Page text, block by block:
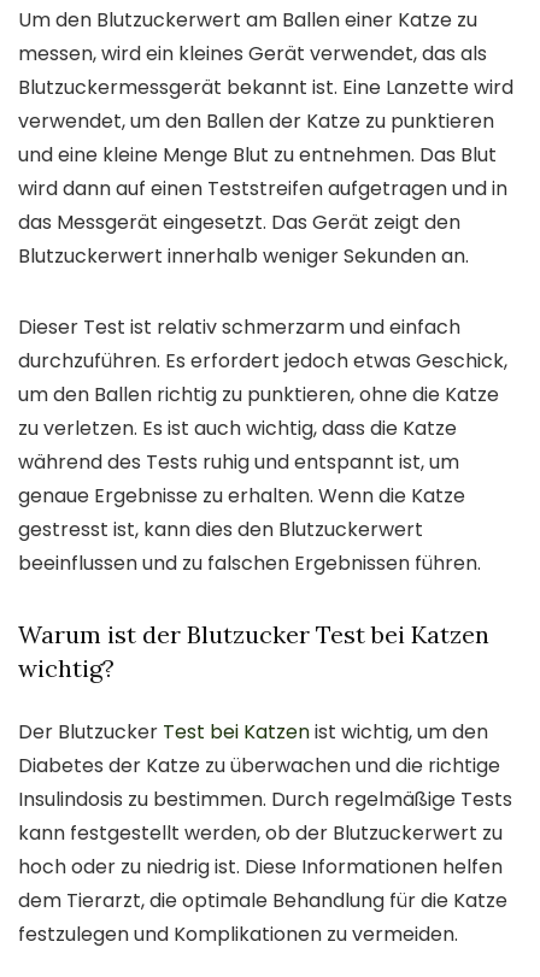
Um den Blutzuckerwert am Ballen einer Katze zu
messen, wird ein kleines Gerät verwendet, das als
Blutzuckermessgerät bekannt ist. Eine Lanzette wird
verwendet, um den Ballen der Katze zu punktieren
und eine kleine Menge Blut zu entnehmen. Das Blut
wird dann auf einen Teststreifen aufgetragen und in
das Messgerät eingesetzt. Das Gerät zeigt den
Blutzuckerwert innerhalb weniger Sekunden an.
Dieser Test ist relativ schmerzarm und einfach
durchzuführen. Es erfordert jedoch etwas Geschick,
um den Ballen richtig zu punktieren, ohne die Katze
zu verletzen. Es ist auch wichtig, dass die Katze
während des Tests ruhig und entspannt ist, um
genaue Ergebnisse zu erhalten. Wenn die Katze
gestresst ist, kann dies den Blutzuckerwert
beeinflussen und zu falschen Ergebnissen führen.
Warum ist der Blutzucker Test bei Katzen
wichtig?
Der Blutzucker Test bei Katzenist wichtig, um den
Diabetes der Katze zu überwachen und die richtige
Insulindosis zu bestimmen. Durch regelmäßige Tests
kann festgestellt werden, ob der Blutzuckerwert zu
hoch oder zu niedrig ist. Diese Informationen helfen
dem Tierarzt, die optimale Behandlung für die Katze
festzulegen und Komplikationen zu vermeiden.